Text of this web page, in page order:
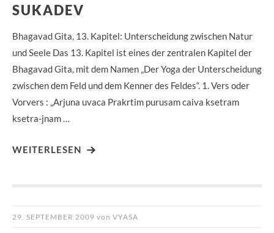
SUKADEV
Bhagavad Gita, 13. Kapitel: Unterscheidung zwischen Natur
und Seele Das 13. Kapitel ist eines der zentralen Kapitel der
Bhagavad Gita, mit dem Namen „Der Yoga der Unterscheidung
zwischen dem Feld und dem Kenner des Feldes“. 1. Vers oder
Vorvers : „Arjuna uvaca Prakrtim purusam caiva ksetram
ksetra-jnam …
WEITERLESEN
29. SEPTEMBER 2009 von VYASA